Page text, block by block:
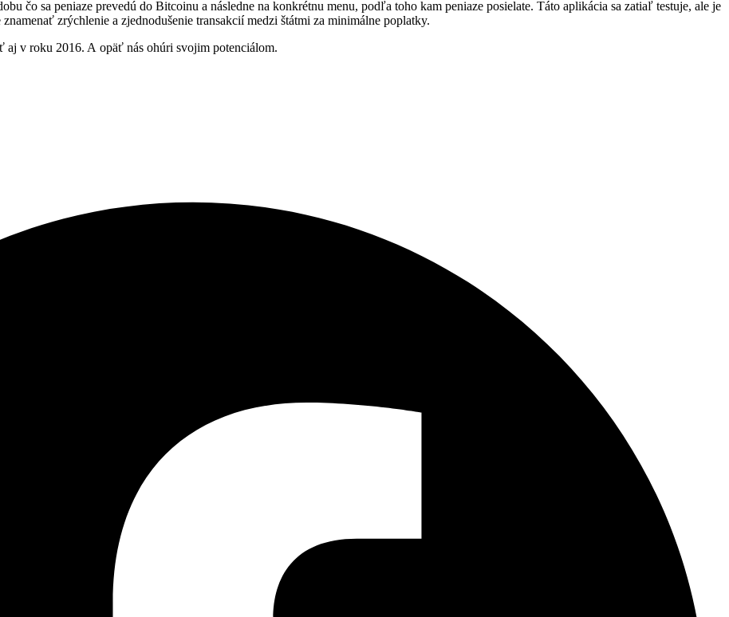
čo sa peniaze prevedú do Bitcoinu a následne na konkrétnu menu, podľa toho kam peniaze posielate. Táto aplikácia sa zatiaľ testuje, ale je
zrýchlenie a zjednodušenie transakcií medzi štátmi za minimálne poplatky.
aj v roku 2016. A opäť nás ohúri svojim potenciálom.